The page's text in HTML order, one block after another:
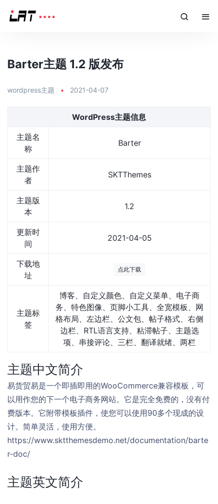
Barter主题 1.2 版发布
wordpress主题 • 2021-04-07
WordPress主题信息
主题名
称
Barter
主题作
者
SKTThemes
主题版
本
1.2
更新时
间
2021-04-05
下载地
址
点此下载
主题标
签
博客、自定义颜色、自定义菜单、电子商
务、特色图像、页脚小工具、全宽模板、网
格布局、左边栏、公文包、帖子格式、右侧
边栏、RTL语言支持、粘滞帖子、主题选
项、串接评论、三栏、翻译就绪、两栏
主题中文简介
易货贸易是一个即插即用的WooCommerce兼容模板，可
以用作您的下一个电子商务网站。它是完全免费的，没有付
费版本。它附带模板插件，使您可以使用90多个现成的设
计。简单灵活，使用方便。
https://www.sktthemesdemo.net/documentation/barte
r-doc/
主题英文简介